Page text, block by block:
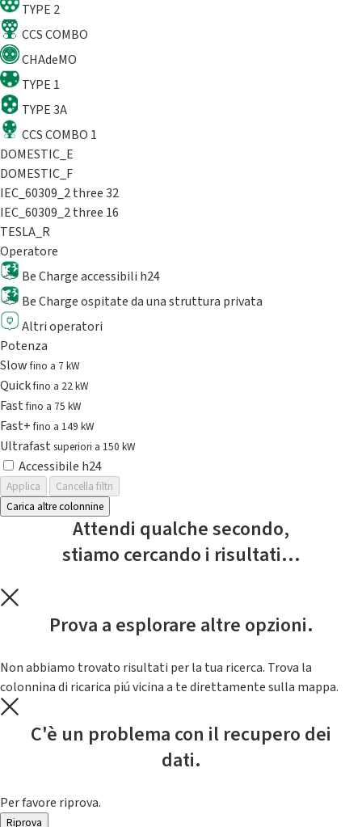
TYPE 2
CCS COMBO
CHAdeMO
TYPE 1
TYPE 3A
CCS COMBO 1
DOMESTIC_E
DOMESTIC_F
IEC_60309_2 three 32
IEC_60309_2 three 16
TESLA_R
Operatore
Be Charge accessibili h24
Be Charge ospitate da una struttura privata
Altri operatori
Potenza
Slowfino a 7 kW
Quickfino a 22 kW
Fastfino a 75 kW
Fast+fino a 149 kW
Ultrafast superiori a 150 kW
Accessibile h24
Applica
Cancella filtri
Carica altre colonnine
Attendi qualche secondo,
stiamo cercando i risultati...
Prova a esplorare altre opzioni.
Non abbiamo trovato risultati per la tua ricerca. Trova la
colonnina di ricarica piú vicina a te direttamente sulla mappa.
C'è un problema con il recupero dei
dati.
Per favore riprova.
Riprova